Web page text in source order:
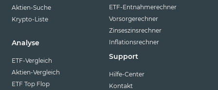
Aktien-Suche
Krypto-Liste
Analyse
ETF-Vergleich
Aktien-Vergleich
ETF Top Flop
ETF-Entnahmerechner
Vorsorgerechner
Zinseszinsrechner
Inflationsrechner
Support
Hilfe-Center
Kontakt